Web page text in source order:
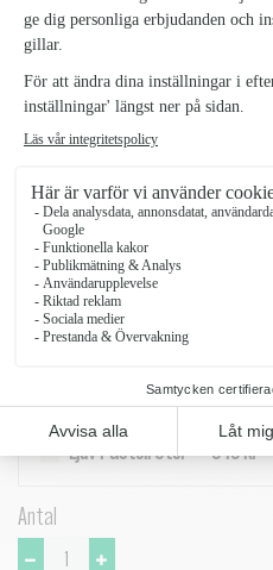
Ljuv-Pastell-Liten_1
Ljuv Pastell – en stillsam färgdröm
En mjuk och harmonisk bukett i
rosor, krysantemum, germini,
bjuder Ljuv Pastell på en
vardagsglädje som till
Vasen på bilden ingår inte.
Ljuv Pastell Liten
Ljuv Pastell Stor 649 kr
Antal